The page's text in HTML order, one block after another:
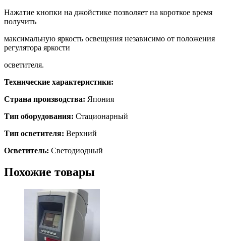
Нажатие кнопки на джойстике позволяет на короткое время
получить
максимальную яркость освещения независимо от положения
регулятора яркости
осветителя.
Технические характеристики:
Страна производства: Япония
Тип оборудования: Стационарный
Тип осветителя: Верхний
Осветитель: Светодиодный
Похожие товары